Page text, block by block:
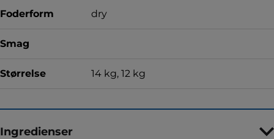
Foderform dry
Smag
Størrelse 14 kg, 12 kg
Ingredienser